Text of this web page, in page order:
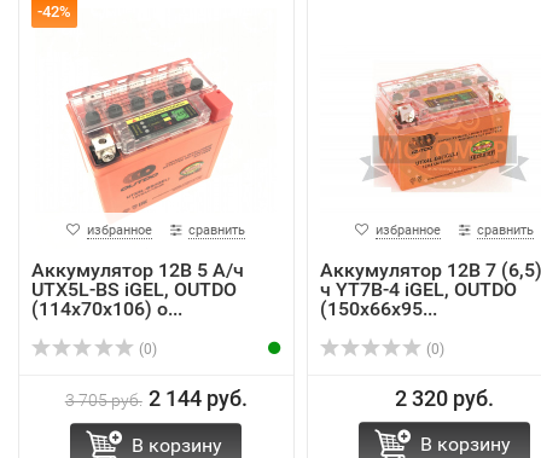
-42%
избранное сравнить
Аккумулятор 12В 5 А/ч
UTX5L-BS iGEL, OUTDO
(114х70х106) о...
(0)
3 705 руб. 2 144 руб.
В корзину
избранное сравнить
Аккумулятор 12В 7
ч YT7В-4 iGEL, OUTDO
(150х66х95...
(0)
2 320 руб.
В корзину